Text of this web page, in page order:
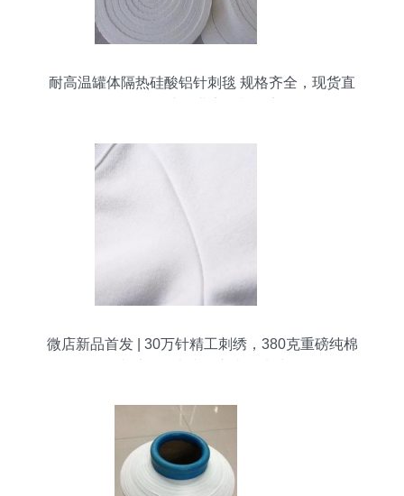
耐高温罐体隔热硅酸铝针刺毯 规格齐全，现货直
微店新品首发 | 30万针精工刺绣，380克重磅纯棉